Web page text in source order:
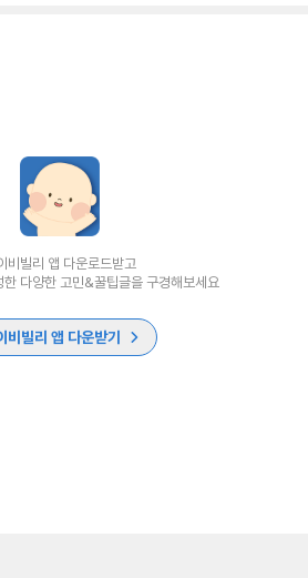
비빌리 앱 다운로드받고
한 다양한 고민&꿀팁글을 구경해보세요
비빌리 앱 다운받기